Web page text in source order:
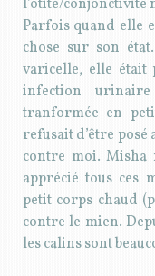
l’otite/conjonctivite
Parfois quand elle
chose sur son
varicelle, elle était
infection
tranformée en
refusait d’être
contre moi. Misha
apprécié tous ces
petit corps chaud
contre le mien.
les calins sont